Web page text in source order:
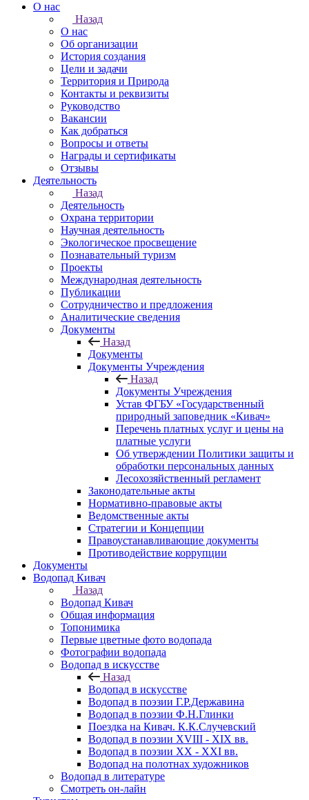
О нас
Назад
О нас
Об организации
История создания
Цели и задачи
Территория и Природа
Контакты и реквизиты
Руководство
Вакансии
Как добраться
Вопросы и ответы
Награды и сертификаты
Отзывы
Деятельность
Назад
Деятельность
Охрана территории
Научная деятельность
Экологическое просвещение
Познавательный туризм
Проекты
Международная деятельность
Публикации
Сотрудничество и предложения
Аналитические сведения
Документы
Назад
Документы
Документы Учреждения
Назад
Документы Учреждения
Устав ФГБУ «Государственный
природный заповедник «Кивач»
Перечень платных услуг и цены на
платные услуги
Об утверждении Политики защиты и
обработки персональных данных
Лесохозяйственный регламент
Законодательные акты
Нормативно-правовые акты
Ведомственные акты
Стратегии и Концепции
Правоустанавливающие документы
Противодействие коррупции
Документы
Водопад Кивач
Назад
Водопад Кивач
Общая информация
Топонимика
Первые цветные фото водопада
Фотографии водопада
Водопад в искусстве
Назад
Водопад в искусстве
Водопад в поэзии Г.Р.Державина
Водопад в поэзии Ф.Н.Глинки
Поездка на Кивач. К.К.Случевский
Водопад в поэзии XVIII - XIX вв.
Водопад в поэзии XX - XXI вв.
Водопад на полотнах художников
Водопад в литературе
Смотреть он-лайн